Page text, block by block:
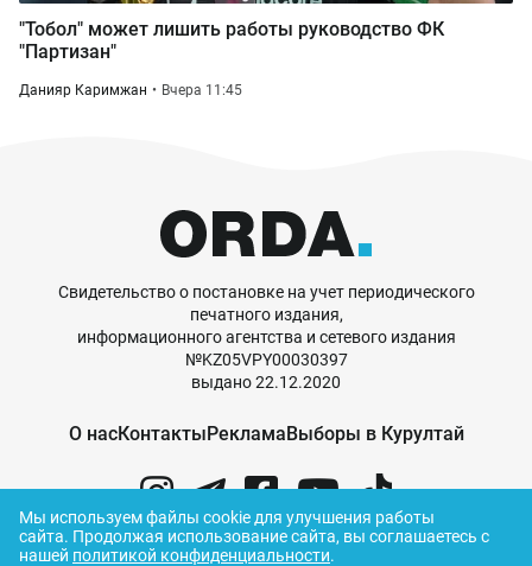
"Тобол" может лишить работы руководство ФК
"Партизан"
Данияр Каримжан Вчера 11:45
Свидетельство о постановке на учет периодического
печатного издания,
информационного агентства и сетевого издания
№KZ05VPY00030397
выдано 22.12.2020
О насКонтактыРекламаВыборы в Курултай
Мы используем файлы cookie для улучшения работы
сайта. Продолжая использование сайта, вы соглашаетесь с
нашей политикой конфиденциальности.